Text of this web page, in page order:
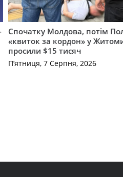
Спочатку Молдова, потім
«квиток за кордон» у
просили $15 тисяч
П’ятниця, 7 Серпня, 2026